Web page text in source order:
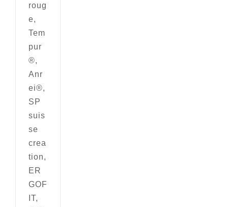
roug
e,
Tem
pur
®,
Anr
ei®,
SP
suis
se
crea
tion,
ER
GOF
IT,